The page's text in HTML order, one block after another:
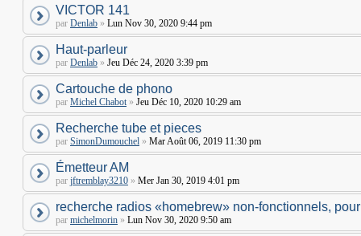
VICTOR 141
par Denlab » Lun Nov 30, 2020 9:44 pm
Haut-parleur
par Denlab » Jeu Déc 24, 2020 3:39 pm
Cartouche de phono
par Michel Chabot » Jeu Déc 10, 2020 10:29 am
Recherche tube et pieces
par SimonDumouchel » Mar Août 06, 2019 11:30 pm
Émetteur AM
par jftremblay3210 » Mer Jan 30, 2019 4:01 pm
recherche radios «homebrew» non-fonctionnels,
par michelmorin » Lun Nov 30, 2020 9:50 am